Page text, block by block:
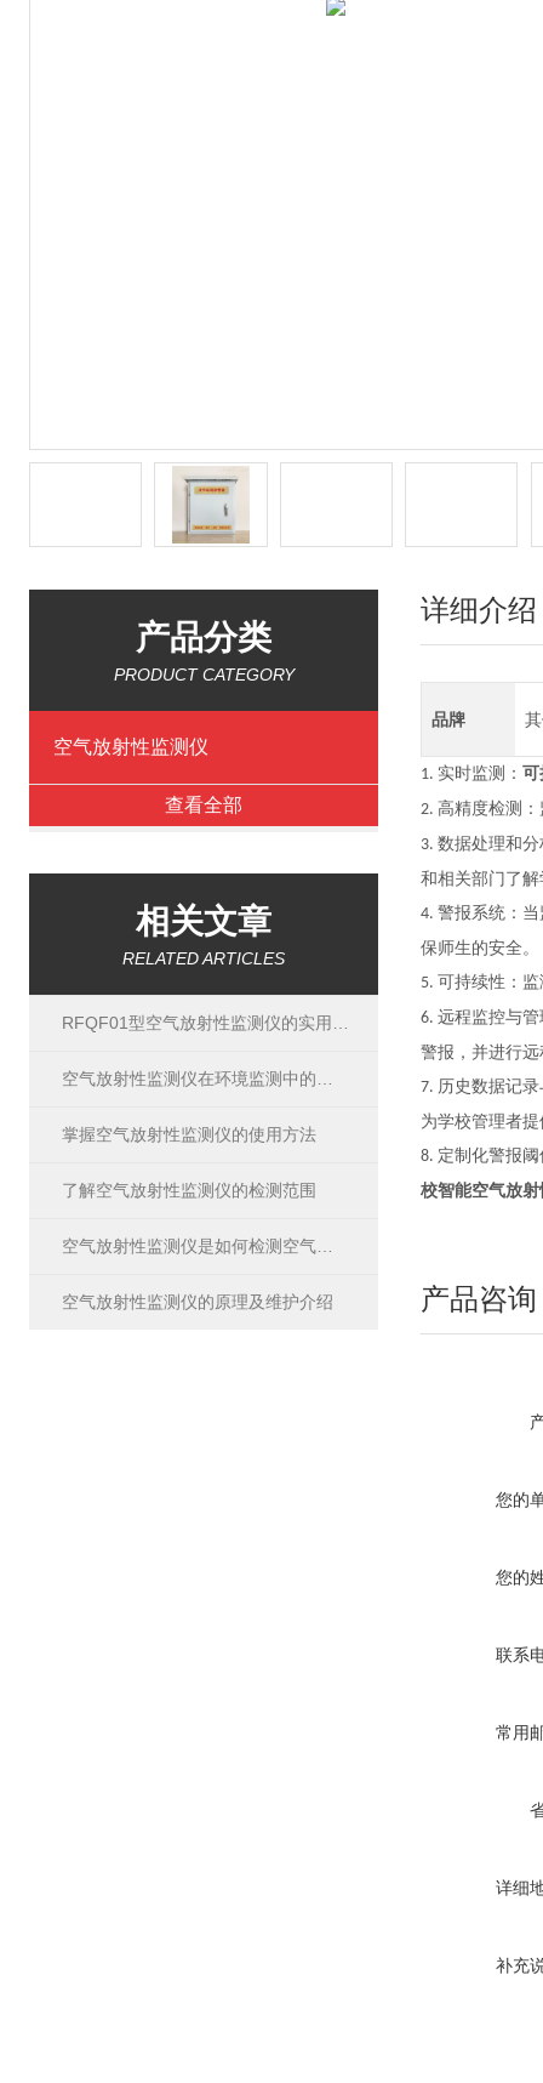
产品分类
PRODUCT CATEGORY
空气放射性监测仪
查看全部
相关文章
RELATED ARTICLES
掌握空气放射性监测仪的使用方法
了解空气放射性监测仪的检测范围
空气放射性监测仪的原理及维护介绍
详细介绍
品牌
1. 实时监测： 可
2. 高精度检测
3. 数据处理和
和相关部门了
4. 警报系统：
保师生的安全。
5. 可持续性：
6. 远程监控与
警报，并进行
7. 历史数据记
为学校管理者
8. 定制化警报
校智能空气放
产品咨询
您的
您的
联系
常用
详细
补充